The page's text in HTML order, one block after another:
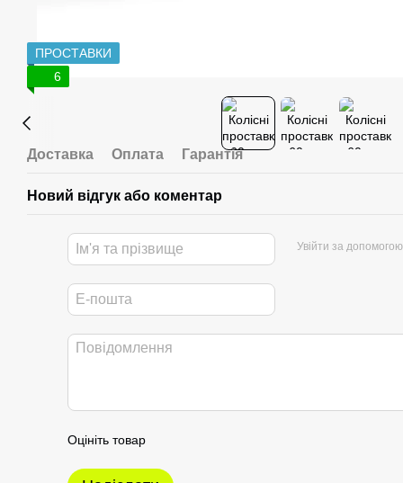
ПРОСТАВКИ
6
Доставка Оплата Гарантія
Новий відгук або коментар
Увійти за допомогою
Оцініть товар